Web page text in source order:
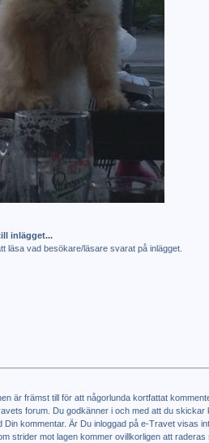
inlägget...
läsa vad besökare/läsare svarat på inlägget.
är främst till för att någorlunda kortfattat
forum. Du godkänner i och med att du
Din kommentar. Är Du inloggad på e-Travet visas
strider mot lagen kommer ovillkorligen att